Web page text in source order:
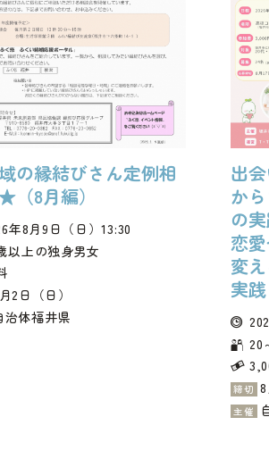
の縁結びさん定例相
（8月編）
年8月9日 （日）13:30
以上の独身男女
2日（日）
治体福井県
出
か
の
恋
変
実践
20
締切
主催